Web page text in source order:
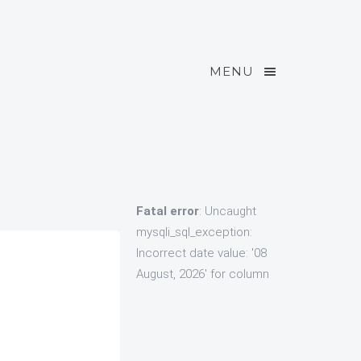
MENU
Fatal error: Uncaught
mysqli_sql_exception:
Incorrect date value: '08
August, 2026' for column